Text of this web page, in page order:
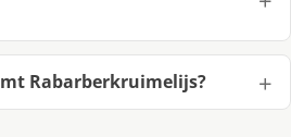
Rabarberkruimelijs?